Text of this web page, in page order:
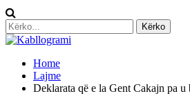
Home
Lajme
Deklarata që e la Gent Cakajn pa u